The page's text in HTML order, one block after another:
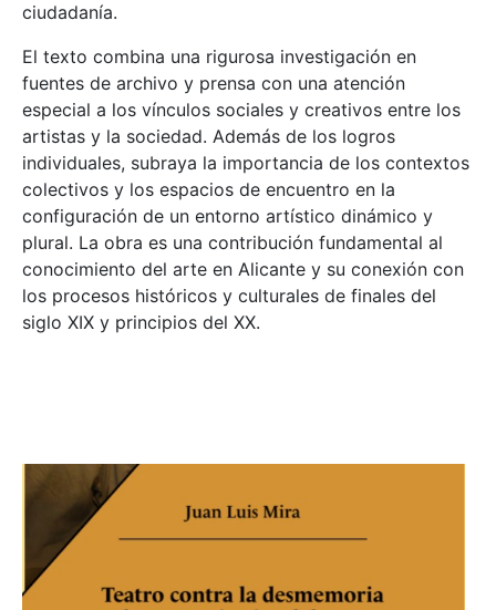
ciudadanía.
El texto combina una rigurosa investigación en
fuentes de archivo y prensa con una atención
especial a los vínculos sociales y creativos entre los
artistas y la sociedad. Además de los logros
individuales, subraya la importancia de los contextos
colectivos y los espacios de encuentro en la
configuración de un entorno artístico dinámico y
plural. La obra es una contribución fundamental al
conocimiento del arte en Alicante y su conexión con
los procesos históricos y culturales de finales del
siglo XIX y principios del XX.